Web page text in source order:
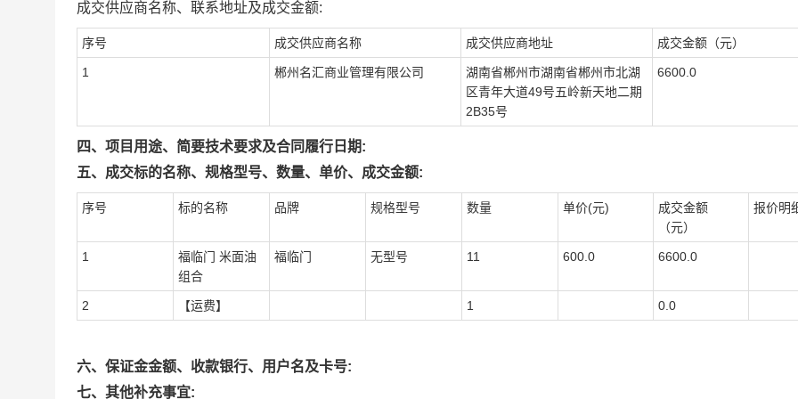
成交供应商名称、联系地址及成交金额:
序号 成交供应商名称 成交供应商地址 成交金额（元）
1 郴州名汇商业管理有限公司
湖南省郴州市湖南省郴州市北湖
区青年大道49号五岭新天地二期
2B35号
6600.0
四、项目用途、简要技术要求及合同履行日期:
五、成交标的名称、规格型号、数量、单价、成交金额:
序号 标的名称 品牌 规格型号 数量 单价(元)
成交金额
（元）
报价明
1
福临门 米面油
组合
福临门 无型号 11 600.0 6600.0
2 【运费】 1 0.0
六、保证金金额、收款银行、用户名及卡号:
七、其他补充事宜: